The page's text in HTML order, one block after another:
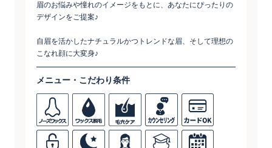
眉のお悩みや憧れのイメージをもとに、あなたにぴったりの
デザインをご提案♪
自眉を活かしたナチュラルかつトレンドな眉、そして理想の
こなれ顔に大変身♪
メニュー・こだわり条件